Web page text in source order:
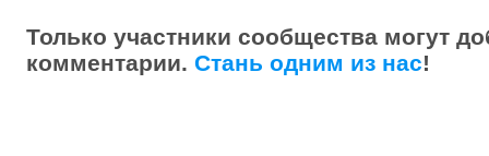
Только участники сообщества могут
комментарии. Стань одним из нас!